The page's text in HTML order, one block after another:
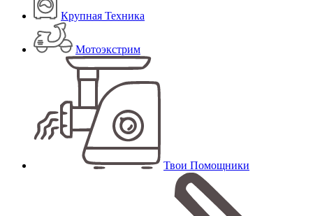
Крупная Техника
Мотоэкстрим
Твои Помощники